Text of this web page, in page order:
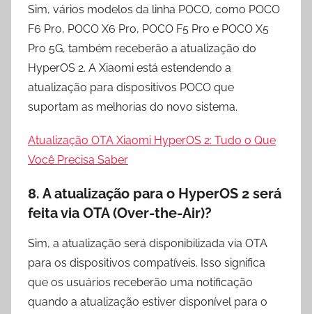
Sim, vários modelos da linha POCO, como POCO
F6 Pro, POCO X6 Pro, POCO F5 Pro e POCO X5
Pro 5G, também receberão a atualização do
HyperOS 2. A Xiaomi está estendendo a
atualização para dispositivos POCO que
suportam as melhorias do novo sistema.
Atualização OTA Xiaomi HyperOS 2: Tudo o Que
Você Precisa Saber
8. A atualização para o HyperOS 2 será
feita via OTA (Over-the-Air)?
Sim, a atualização será disponibilizada via OTA
para os dispositivos compatíveis. Isso significa
que os usuários receberão uma notificação
quando a atualização estiver disponível para o